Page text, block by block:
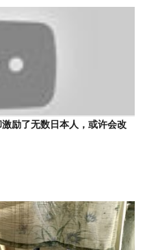
励了无数日本人，或许会改